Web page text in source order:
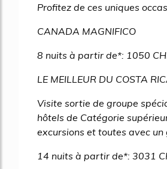
Profitez de ces uniques
CANADA MAGNIFICO
8 nuits à partir de*: 1050
LE MEILLEUR DU COSTA
Visite sortie de groupe
hôtels de Catégorie
excursions et toutes avec
14 nuits à partir de*: 3031